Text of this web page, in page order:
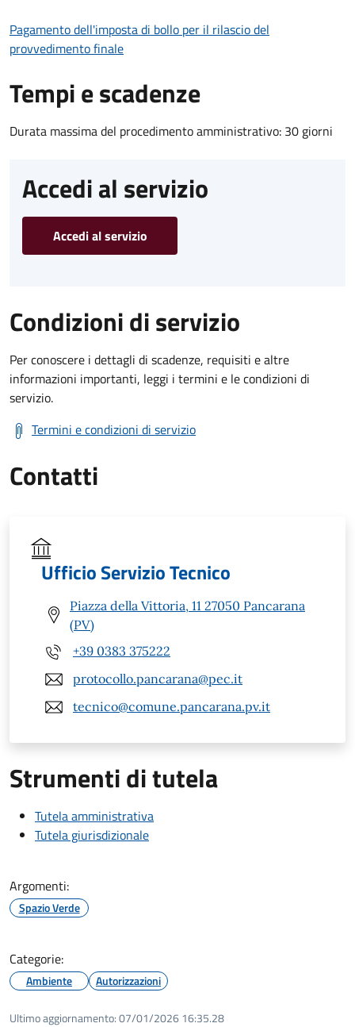
Pagamento dell'imposta di bollo per il rilascio del
provvedimento finale
Tempi e scadenze
Durata massima del procedimento amministrativo: 30 giorni
Accedi al servizio
Accedi al servizio
Condizioni di servizio
Per conoscere i dettagli di scadenze, requisiti e altre
informazioni importanti, leggi i termini e le condizioni di
servizio.
Termini e condizioni di servizio
Contatti
Ufficio Servizio Tecnico
Piazza della Vittoria, 11 27050 Pancarana
(PV)
+39 0383 375222
protocollo.pancarana@pec.it
tecnico@comune.pancarana.pv.it
Strumenti di tutela
Tutela amministrativa
Tutela giurisdizionale
Argomenti:
Spazio Verde
Categorie:
Ambiente Autorizzazioni
Ultimo aggiornamento:07/01/2026 16:35.28